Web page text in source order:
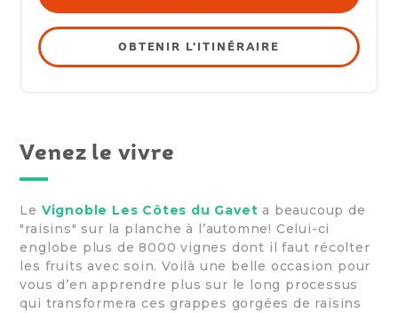
OBTENIR L'ITINÉRAIRE
Venez le vivre
Le Vignoble Les Côtes du Gavet a beaucoup de
"raisins" sur la planche à l’automne! Celui-ci
englobe plus de 8000 vignes dont il faut récolter
les fruits avec soin. Voilà une belle occasion pour
vous d’en apprendre plus sur le long processus
qui transformera ces grappes gorgées de raisins